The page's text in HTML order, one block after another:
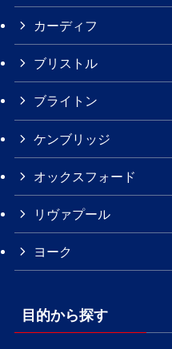
カーディフ
ブリストル
ブライトン
ケンブリッジ
オックスフォード
リヴァプール
ヨーク
目的から探す